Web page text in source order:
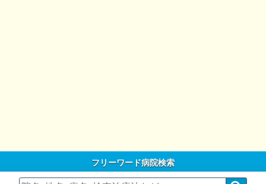
フリーワード病院検索